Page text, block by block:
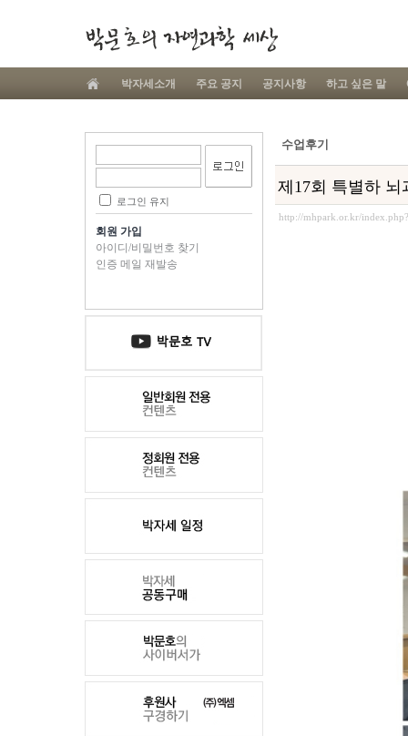
박자세소개 주요 공지 공지사항 하고 싶은 말
로그인 유지
회원 가입
아이디/비밀번호 찾기
인증 메일 재발송
수업후기
제17회 특별하
http://mhpark.or.kr/